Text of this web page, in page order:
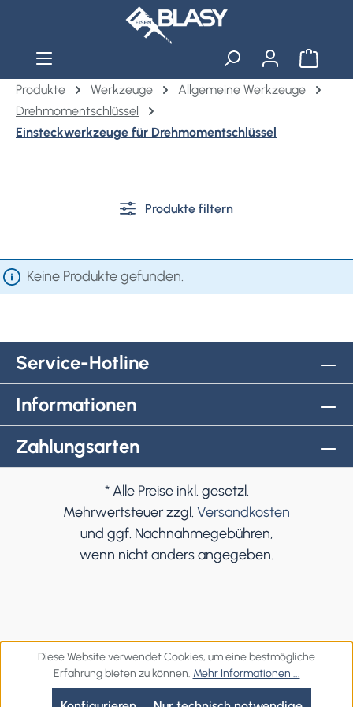
Zum Hauptinhalt springen
Produkte
Werkzeuge
Allgemeine Werkzeuge
Drehmomentschlüssel
Einsteckwerkzeuge für Drehmomentschlüssel
Produkte filtern
Keine Produkte gefunden.
Service-Hotline
Informationen
Zahlungsarten
* Alle Preise inkl. gesetzl.
Mehrwertsteuer zzgl. Versandkosten
und ggf. Nachnahmegebühren,
wenn nicht anders angegeben.
Diese Website verwendet Cookies, um eine bestmögliche
Erfahrung bieten zu können. Mehr Informationen ...